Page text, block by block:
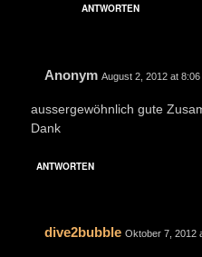
ANTWORTEN
Anonym August 2, 2012 at 8:06
aussergewöhnlich gute
Dank
ANTWORTEN
dive2bubble Oktober 7, 2012